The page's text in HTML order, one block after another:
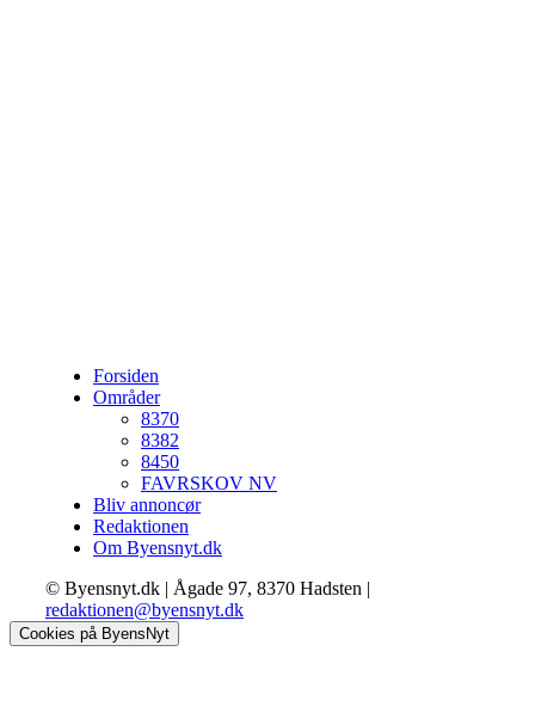
Forsiden
Områder
8370
8382
8450
FAVRSKOV NV
Bliv annoncør
Redaktionen
Om Byensnyt.dk
© Byensnyt.dk | Ågade 97, 8370 Hadsten |
redaktionen@byensnyt.dk
Cookies på ByensNyt